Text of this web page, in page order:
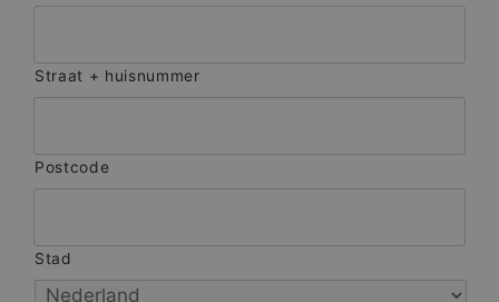
Straat + huisnummer
Postcode
Stad